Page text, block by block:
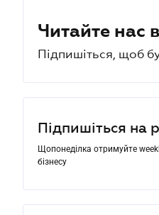
Читайте нас
Підпишіться, щоб
Підпишіться на
Щопонеділка отримуйте
бізнесу